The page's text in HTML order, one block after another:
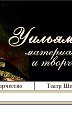
Театр